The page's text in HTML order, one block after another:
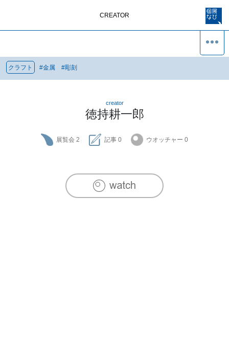
CREATOR
クラフト #金属 #彫刻
creator
徳持耕一郎
展覧会 2 記事 0 ウオッチャー 0